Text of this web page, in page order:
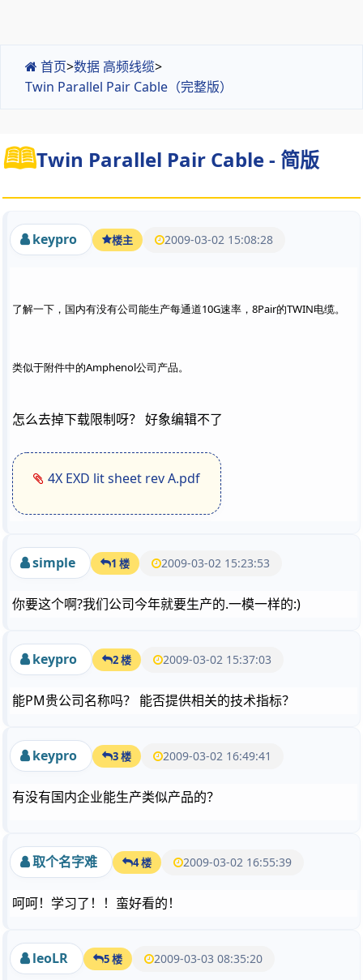
首页>数据 高频线缆>
Twin Parallel Pair Cable（完整版）
Twin Parallel Pair Cable - 简版
keypro 楼主 2009-03-02 15:08:28
了解一下，国内有没有公司能生产每通道10G速率，8Pair的TWIN电缆。
类似于附件中的Amphenol公司产品。
怎么去掉下载限制呀？ 好象编辑不了
4X EXD lit sheet rev A.pdf
simple 1 楼 2009-03-02 15:23:53
你要这个啊?我们公司今年就要生产的.一模一样的:)
keypro 2 楼 2009-03-02 15:37:03
能PM贵公司名称吗？ 能否提供相关的技术指标？
keypro 3 楼 2009-03-02 16:49:41
有没有国内企业能生产类似产品的？
取个名字难 4 楼 2009-03-02 16:55:39
呵呵！学习了！！蛮好看的！
leoLR 5 楼 2009-03-03 08:35:20